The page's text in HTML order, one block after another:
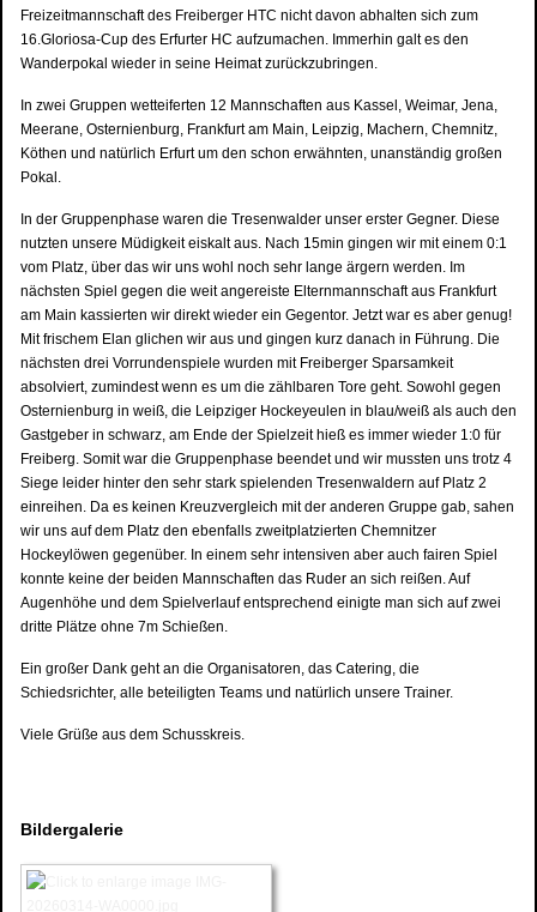
Freizeitmannschaft des Freiberger HTC nicht davon abhalten sich zum
16.Gloriosa-Cup des Erfurter HC aufzumachen. Immerhin galt es den
Wanderpokal wieder in seine Heimat zurückzubringen.
In zwei Gruppen wetteiferten 12 Mannschaften aus Kassel, Weimar, Jena,
Meerane, Osternienburg, Frankfurt am Main, Leipzig, Machern, Chemnitz,
Köthen und natürlich Erfurt um den schon erwähnten, unanständig großen
Pokal.
In der Gruppenphase waren die Tresenwalder unser erster Gegner. Diese
nutzten unsere Müdigkeit eiskalt aus. Nach 15min gingen wir mit einem 0:1
vom Platz, über das wir uns wohl noch sehr lange ärgern werden. Im
nächsten Spiel gegen die weit angereiste Elternmannschaft aus Frankfurt
am Main kassierten wir direkt wieder ein Gegentor. Jetzt war es aber genug!
Mit frischem Elan glichen wir aus und gingen kurz danach in Führung. Die
nächsten drei Vorrundenspiele wurden mit Freiberger Sparsamkeit
absolviert, zumindest wenn es um die zählbaren Tore geht. Sowohl gegen
Osternienburg in weiß, die Leipziger Hockeyeulen in blau/weiß als auch den
Gastgeber in schwarz, am Ende der Spielzeit hieß es immer wieder 1:0 für
Freiberg. Somit war die Gruppenphase beendet und wir mussten uns trotz 4
Siege leider hinter den sehr stark spielenden Tresenwaldern auf Platz 2
einreihen. Da es keinen Kreuzvergleich mit der anderen Gruppe gab, sahen
wir uns auf dem Platz den ebenfalls zweitplatzierten Chemnitzer
Hockeylöwen gegenüber. In einem sehr intensiven aber auch fairen Spiel
konnte keine der beiden Mannschaften das Ruder an sich reißen. Auf
Augenhöhe und dem Spielverlauf entsprechend einigte man sich auf zwei
dritte Plätze ohne 7m Schießen.
Ein großer Dank geht an die Organisatoren, das Catering, die
Schiedsrichter, alle beteiligten Teams und natürlich unsere Trainer.
Viele Grüße aus dem Schusskreis.
Bildergalerie